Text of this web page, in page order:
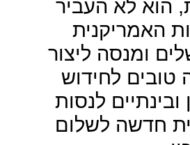
הוא לא העביר
האמריקנית
ומנסה ליצור
טובים לחידוש
לנסות
חדשה לשלום